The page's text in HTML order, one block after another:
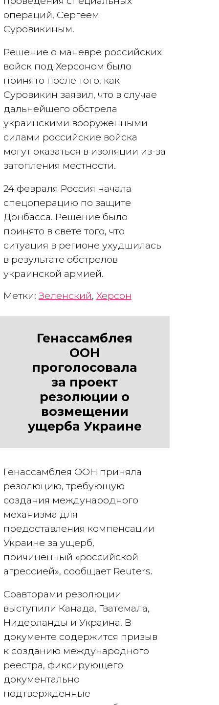
операций, Сергеем
Суровикиным.
Решение о маневре российских
войск под Херсоном было
принято после того, как
Суровикин заявил, что в случае
дальнейшего обстрела
украинскими вооруженными
силами российские войска
могут оказаться в изоляции из-за
затопления местности.
24 февраля Россия начала
спецоперацию по защите
Донбасса. Решение было
принято в свете того, что
ситуация в регионе ухудшилась
в результате обстрелов
украинской армией.
Метки: Зеленский, Херсон
Генассамблея
ООН
проголосовала
за проект
резолюции о
возмещении
ущерба Украине
Генассамблея ООН приняла
резолюцию, требующую
создания международного
механизма для
предоставления компенсации
Украине за ущерб,
причиненный «российской
агрессией», сообщает Reuters.
Соавторами резолюции
выступили Канада, Гватемала,
Нидерланды и Украина. В
документе содержится призыв
к созданию международного
реестра, фиксирующего
документально
подтвержденные